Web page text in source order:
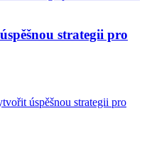
strategii pro
úspěšnou strategii pro